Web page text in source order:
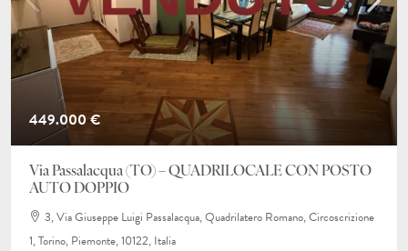
449.000 €
Via Passalacqua (TO) – QUADRILOCALE CON POSTO
AUTO DOPPIO
3, Via Giuseppe Luigi Passalacqua, Quadrilatero Romano, Circoscrizione
1, Torino, Piemonte, 10122, Italia